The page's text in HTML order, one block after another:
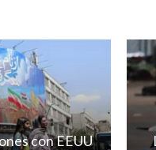
con EEUU